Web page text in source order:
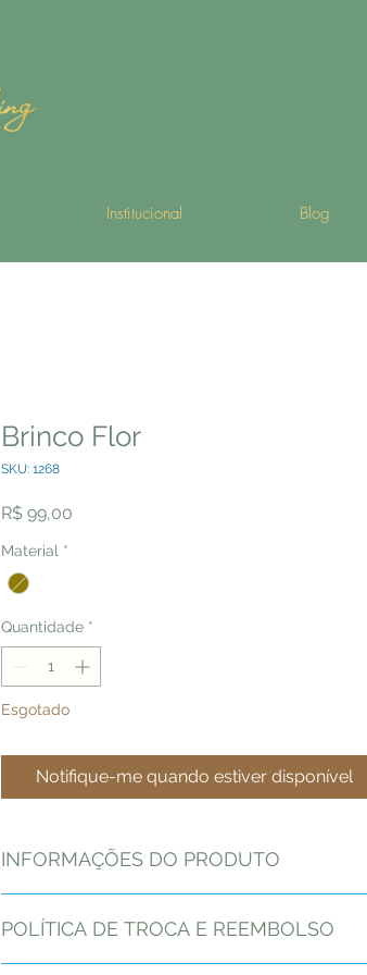
Institucional Blog
Brinco Flor
SKU: 1268
R$ 99,00
Material *
Quantidade *
Esgotado
Notifique-me quando estiver disponível
INFORMAÇÕES DO PRODUTO
POLÍTICA DE TROCA E REEMBOLSO